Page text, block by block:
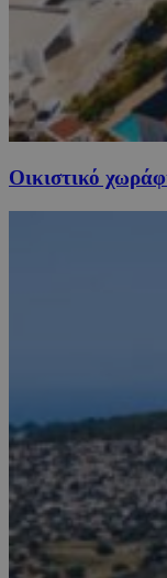
Οικιστικό